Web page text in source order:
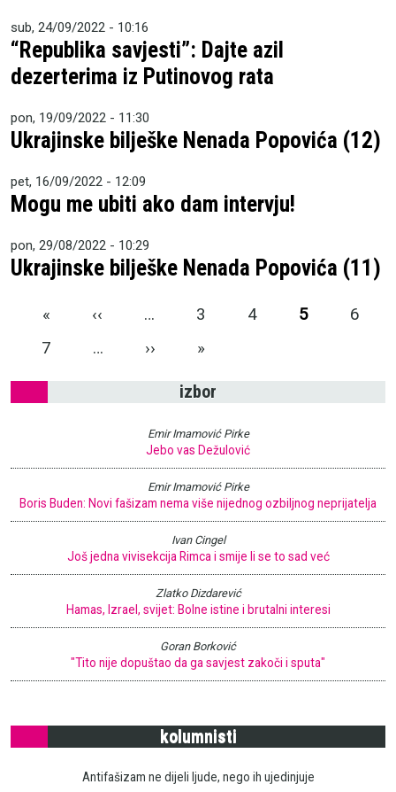
sub, 24/09/2022 - 10:16
“Republika savjesti”: Dajte azil
dezerterima iz Putinovog rata
pon, 19/09/2022 - 11:30
Ukrajinske bilješke Nenada Popovića (12)
pet, 16/09/2022 - 12:09
Mogu me ubiti ako dam intervju!
pon, 29/08/2022 - 10:29
Ukrajinske bilješke Nenada Popovića (11)
Pagination
« First page
‹‹ Previous page
… 3 4 5
6
7
… ›› Next page
»
izbor
Emir Imamović Pirke
Jebo vas Dežulović
Emir Imamović Pirke
Boris Buden: Novi fašizam nema više nijednog ozbiljnog neprijatelja
Ivan Cingel
Još jedna vivisekcija Rimca i smije li se to sad već
Zlatko Dizdarević
Hamas, Izrael, svijet: Bolne istine i brutalni interesi
Goran Borković
"Tito nije dopuštao da ga savjest zakoči i sputa"
kolumnisti
Antifašizam ne dijeli ljude, nego ih ujedinjuje